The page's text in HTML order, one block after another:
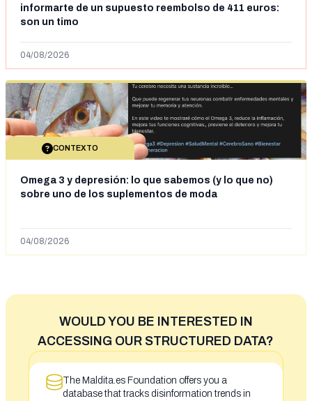
informarte de un supuesto reembolso de 411 euros:
son un timo
04/08/2026
CONTEXTO
Omega 3 y depresión: lo que sabemos (y lo que no)
sobre uno de los suplementos de moda
04/08/2026
WOULD YOU BE INTERESTED IN
ACCESSING OUR STRUCTURED DATA?
The Maldita.es Foundation offers you a
database that tracks disinformation trends in